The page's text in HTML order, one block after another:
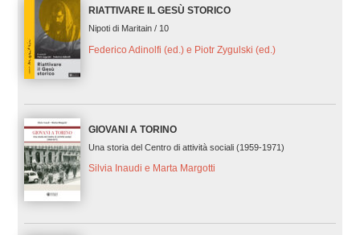
RIATTIVARE IL GESÙ STORICO
Nipoti di Maritain / 10
Federico Adinolfi (ed.) e Piotr Zygulski (ed.)
GIOVANI A TORINO
Una storia del Centro di attività sociali (1959-1971)
Silvia Inaudi e Marta Margotti